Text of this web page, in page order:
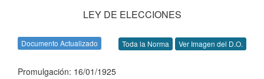
LEY DE ELECCIONES
Documento Actualizado Toda la Norma Ver Imagen del D.O.
Promulgación: 16/01/1925